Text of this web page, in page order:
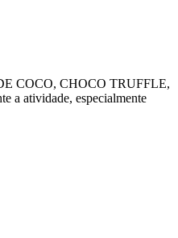
COCO, CHOCO TRUFFLE,
atividade, especialmente